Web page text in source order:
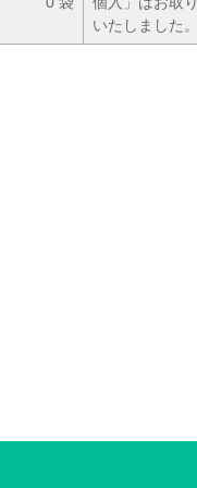
いたしました。